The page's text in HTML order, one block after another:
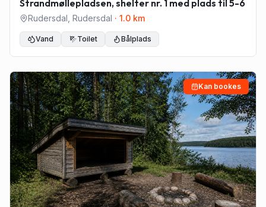
Strandmøllepladsen, shelter nr. 1 med plads til 5-6
Rudersdal Rudersdal · 1.0 km
Vand Toilet Bålplads
Kan bookes